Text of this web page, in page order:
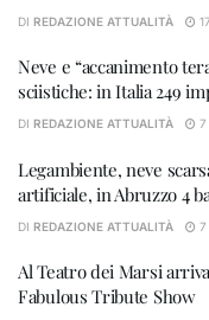
DI REDAZIONE ATTUALITÀ
Neve e “accanimento
sciistiche: in Italia 249
DI REDAZIONE ATTUALITÀ 7
Legambiente, neve
artificiale, in Abruzzo 4
DI REDAZIONE ATTUALITÀ 7
Al Teatro dei Marsi
Fabulous Tribute Show